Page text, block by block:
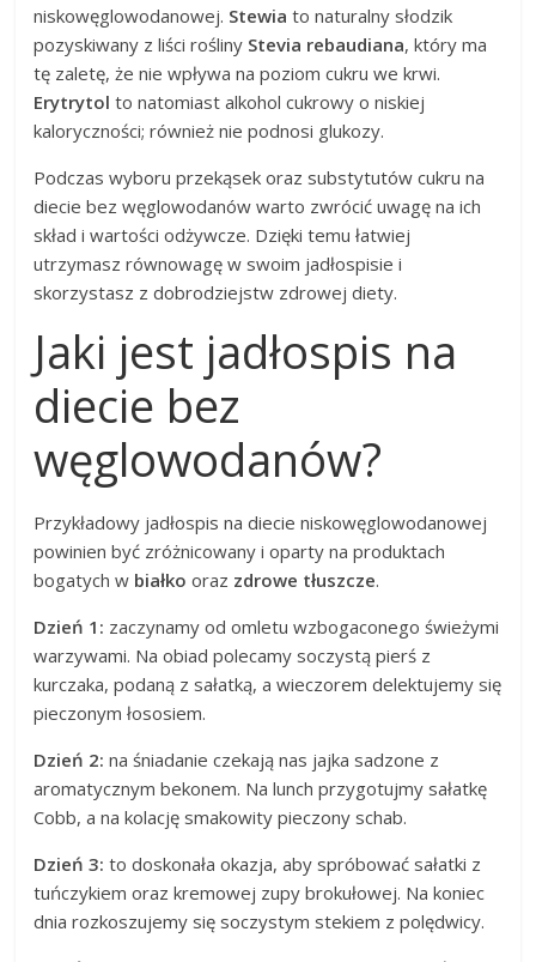
niskowęglowodanowej. Stewia to naturalny słodzik
pozyskiwany z liści rośliny Stevia rebaudiana, który ma
tę zaletę, że nie wpływa na poziom cukru we krwi.
Erytrytol to natomiast alkohol cukrowy o niskiej
kaloryczności; również nie podnosi glukozy.
Podczas wyboru przekąsek oraz substytutów cukru na
diecie bez węglowodanów warto zwrócić uwagę na ich
skład i wartości odżywcze. Dzięki temu łatwiej
utrzymasz równowagę w swoim jadłospisie i
skorzystasz z dobrodziejstw zdrowej diety.
Jaki jest jadłospis na
diecie bez
węglowodanów?
Przykładowy jadłospis na diecie niskowęglowodanowej
powinien być zróżnicowany i oparty na produktach
bogatych w białko oraz zdrowe tłuszcze.
Dzień 1: zaczynamy od omletu wzbogaconego świeżymi
warzywami. Na obiad polecamy soczystą pierś z
kurczaka, podaną z sałatką, a wieczorem delektujemy się
pieczonym łososiem.
Dzień 2: na śniadanie czekają nas jajka sadzone z
aromatycznym bekonem. Na lunch przygotujmy sałatkę
Cobb, a na kolację smakowity pieczony schab.
Dzień 3: to doskonała okazja, aby spróbować sałatki z
tuńczykiem oraz kremowej zupy brokułowej. Na koniec
dnia rozkoszujemy się soczystym stekiem z polędwicy.